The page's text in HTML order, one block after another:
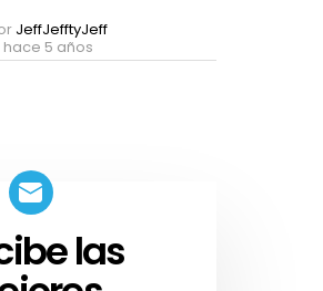
JeffJefftyJeff
hace 5 años
las